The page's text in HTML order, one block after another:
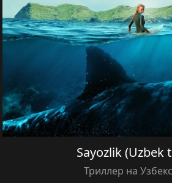
Sayozlik (Uzbek
Триллер на